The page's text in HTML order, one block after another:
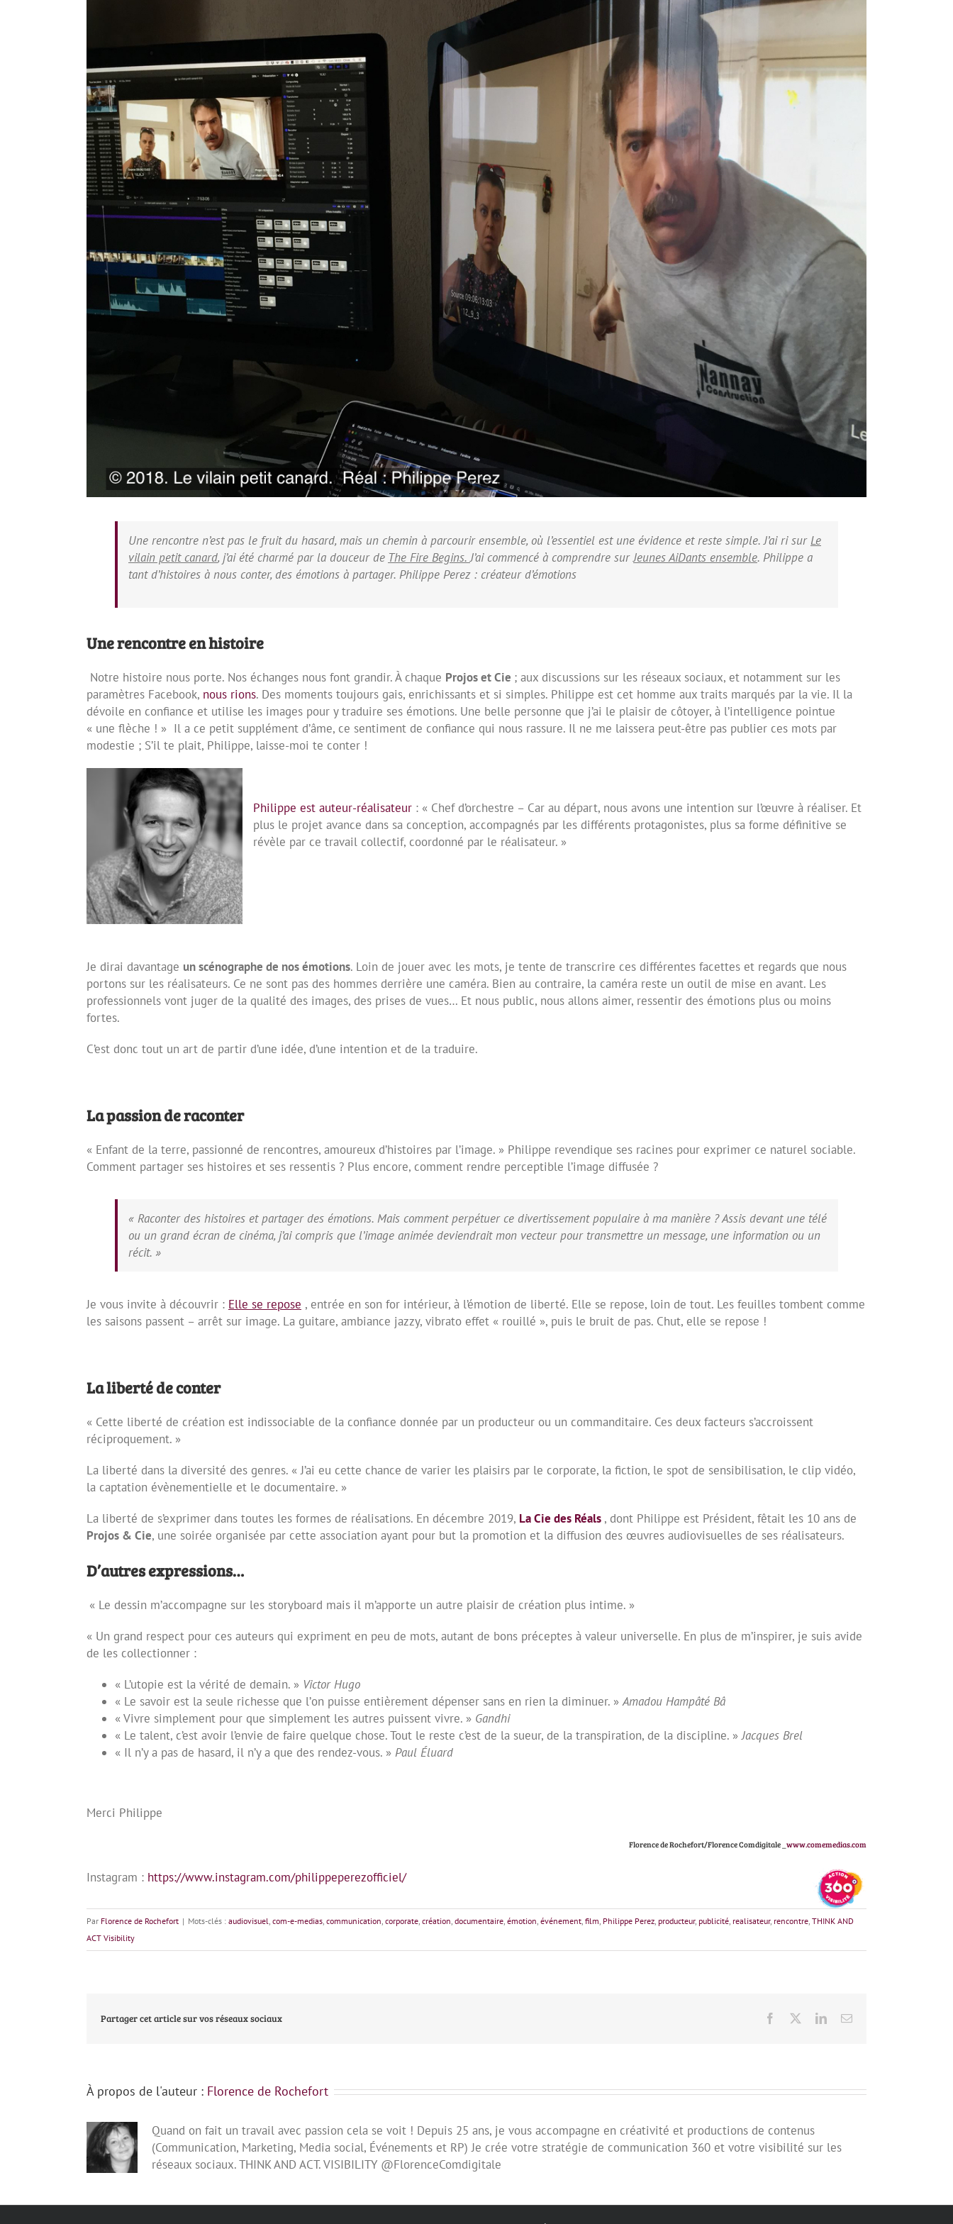
Une rencontre n’est pas le fruit du hasard, mais un chemin à parcourir ensemble, où l’essentiel est une évidence et reste simple. J’ai ri surLe
vilain petit canard, j’ai été charmé par la douceur de The Fire Begins.J’ai commencé à comprendre surJeunes AiDants ensemble. Philippe a
tant d’histoires à nous conter, des émotions à partager. Philippe Perez : créateur d’émotions
Une rencontre en histoire
Notre histoire nous porte. Nos échanges nous font grandir. À chaque Projos et Cie ; aux discussions sur les réseaux sociaux, et notamment sur les
paramètres Facebook, nous rions. Des moments toujours gais, enrichissants et si simples. Philippe est cet homme aux traits marqués par la vie. Il la
dévoile en confiance et utilise les images pour y traduire ses émotions. Une belle personne que j’ai le plaisir de côtoyer, à l’intelligence pointue
« une flèche ! » Il a ce petit supplément d’âme, ce sentiment de confiance qui nous rassure. Il ne me laissera peut-être pas publier ces mots par
modestie ; S’il te plait, Philippe, laisse-moi te conter !
Philippe est auteur-réalisateur : « Chef d’orchestre – Car au départ, nous avons une intention sur l’œuvre à réaliser. Et
plus le projet avance dans sa conception, accompagnés par les différents protagonistes, plus sa forme définitive se
révèle par ce travail collectif, coordonné par le réalisateur. »
Je dirai davantage un scénographe de nos émotions. Loin de jouer avec les mots, je tente de transcrire ces différentes facettes et regards que nous
portons sur les réalisateurs. Ce ne sont pas des hommes derrière une caméra. Bien au contraire, la caméra reste un outil de mise en avant. Les
professionnels vont juger de la qualité des images, des prises de vues… Et nous public, nous allons aimer, ressentir des émotions plus ou moins
fortes.
C’est donc tout un art de partir d’une idée, d’une intention et de la traduire.
La passion de raconter
« Enfant de la terre, passionné de rencontres, amoureux d’histoires par l’image. » Philippe revendique ses racines pour exprimer ce naturel sociable.
Comment partager ses histoires et ses ressentis ? Plus encore, comment rendre perceptible l’image diffusée ?
« Raconter des histoires et partager des émotions. Mais comment perpétuer ce divertissement populaire à ma manière ? Assis devant une télé
ou un grand écran de cinéma, j’ai compris que l’image animée deviendrait mon vecteur pour transmettre un message, une information ou un
récit. »
Je vous invite à découvrir : Elle se repose , entrée en son for intérieur, à l’émotion de liberté. Elle se repose, loin de tout. Les feuilles tombent comme
les saisons passent – arrêt sur image. La guitare, ambiance jazzy, vibrato effet « rouillé », puis le bruit de pas. Chut, elle se repose !
La liberté de conter
« Cette liberté de création est indissociable de la confiance donnée par un producteur ou un commanditaire. Ces deux facteurs s’accroissent
réciproquement. »
La liberté dans la diversité des genres. « J’ai eu cette chance de varier les plaisirs par le corporate, la fiction, le spot de sensibilisation, le clip vidéo,
la captation évènementielle et le documentaire. »
La liberté de s’exprimer dans toutes les formes de réalisations. En décembre 2019, La Cie des Réals , dont Philippe est Président, fêtait les 10 ans de
Projos & Cie, une soirée organisée par cette association ayant pour but la promotion et la diffusion des œuvres audiovisuelles de ses réalisateurs.
D’autres expressions…
« Le dessin m’accompagne sur les storyboard mais il m’apporte un autre plaisir de création plus intime. »
« Un grand respect pour ces auteurs qui expriment en peu de mots, autant de bons préceptes à valeur universelle. En plus de m’inspirer, je suis avide
de les collectionner :
« L’utopie est la vérité de demain. » Victor Hugo
« Le savoir est la seule richesse que l’on puisse entièrement dépenser sans en rien la diminuer. »Amadou Hampâté Bâ
« Vivre simplement pour que simplement les autres puissent vivre. » Gandhi
« Le talent, c’est avoir l’envie de faire quelque chose. Tout le reste c’est de la sueur, de la transpiration, de la discipline. »Jacques Brel
« Il n’y a pas de hasard, il n’y a que des rendez-vous. » Paul Éluard
Merci Philippe
Florence de Rochefort/Florence Comdigitale _ www.comemedias.com
Instagram : https://www.instagram.com/philippeperezofficiel/
Par Florence de Rochefort | Mots-clés : audiovisuel com-e-medias communication corporate création documentaire émotion événement film Philippe Perez producteur, publicité realisateur, rencontre THINK AND
ACT Visibility
Partager cet article sur vos réseaux sociaux Facebook LinkedInEmail
À propos de l'auteur : Florence de Rochefort
Quand on fait un travail avec passion cela se voit ! Depuis 25 ans, je vous accompagne en créativité et productions de contenus
(Communication, Marketing, Media social, Événements et RP) Je crée votre stratégie de communication 360 et votre visibilité sur les
réseaux sociaux. THINK AND ACT. VISIBILITY @FlorenceComdigitale